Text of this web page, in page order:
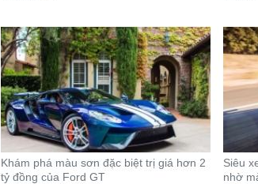
Khám phá màu sơn đặc biệt trị giá hơn 2
tỷ đồng của Ford GT
Siêu
nhờ